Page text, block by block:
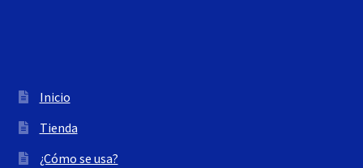
Inicio
Tienda
¿Cómo se usa?